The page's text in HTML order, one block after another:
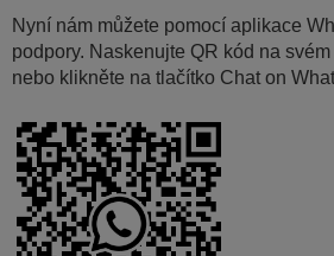
Nyní nám můžete pomocí aplikace
podpory. Naskenujte QR kód na
nebo klikněte na tlačítko Chat on